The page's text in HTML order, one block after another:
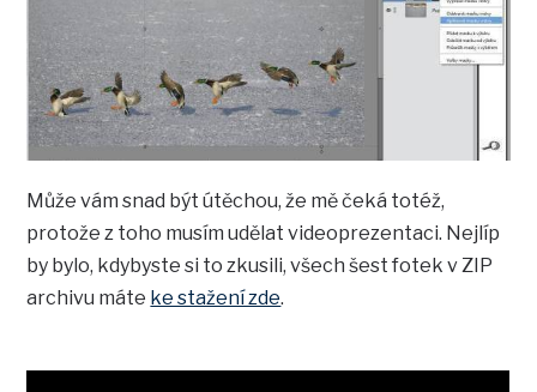
Může vám snad být útěchou, že mě čeká totéž,
protože z toho musím udělat videoprezentaci. Nejlíp
by bylo, kdybyste si to zkusili, všech šest fotek v ZIP
archivu máte ke stažení zde.